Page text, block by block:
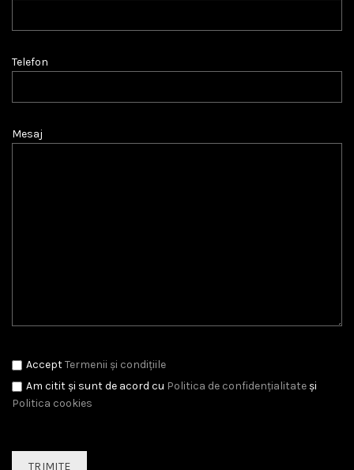
Telefon
Mesaj
AcceptTermenii și condițiile
Am citit și sunt de acord cu Politica de confidențialitate și
Politica cookies